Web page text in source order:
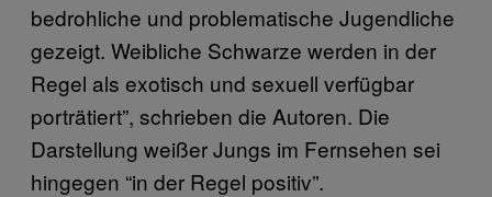
bedrohliche und problematische Jugendliche
gezeigt. Weibliche Schwarze werden in der
Regel als exotisch und sexuell verfügbar
porträtiert”, schrieben die Autoren. Die
Darstellung weißer Jungs im Fernsehen sei
hingegen “in der Regel positiv”.